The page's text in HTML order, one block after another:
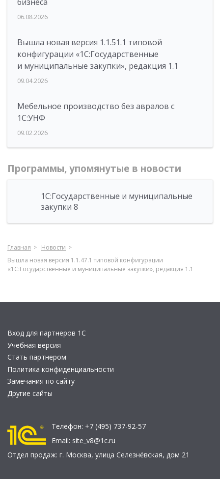
06.08.2026
Вышла новая версия 1.1.51.1 типовой
конфигурации «1С:Государственные
и муниципальные закупки», редакция 1.1
09.04.2026
Мебельное производство без авралов с
1С:УНФ
09.02.2026
Программы, упомянутые в новости
1С:Государственные и муниципальные
закупки 8
Главная
Новости
Вышла новая версия 1.1.47.1 типовой конфигурации
«1С:Государственные и муниципальные закупки», редакция 1.1
Вход для партнеров 1С
Учебная версия
Стать партнером
Политика конфиденциальности
Замечания по сайту
Другие сайты
Телефон: +7 (495) 737-92-57
Email: site_v8@1c.ru
Отдел продаж: г. Москва, улица Селезнёвская, дом 21